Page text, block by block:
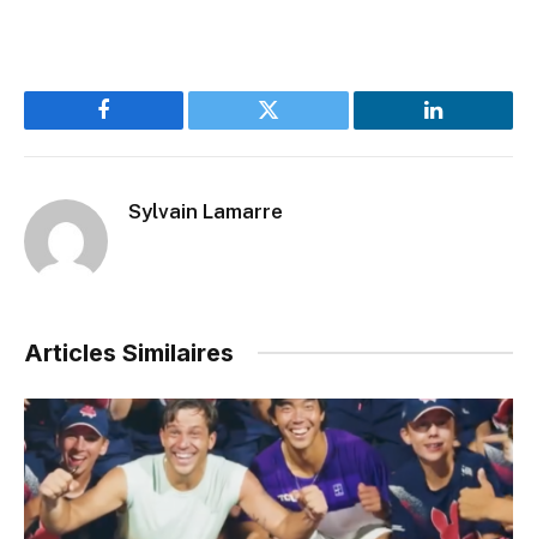
Facebook Twitter LinkedIn
Sylvain Lamarre
Articles Similaires